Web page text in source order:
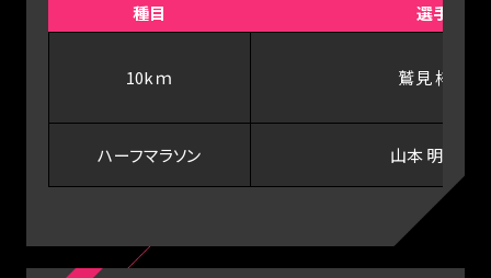
種目 選手
10kｍ 鷲見 梓沙
ハーフマラソン 山本 明日香